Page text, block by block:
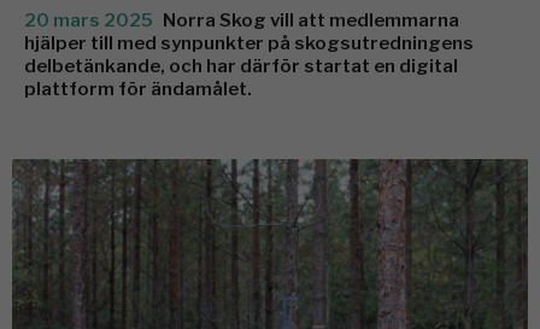
20 mars 2025 Norra Skog vill att medlemmarna
hjälper till med synpunkter på skogsutredningens
delbetänkande, och har därför startat en digital
plattform för ändamålet.